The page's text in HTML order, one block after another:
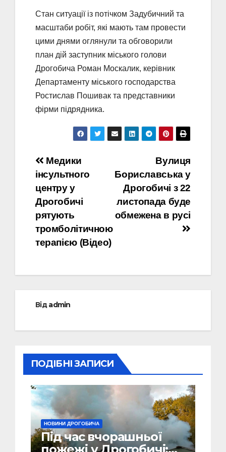
Стан ситуації із потічком Задубичний та
масштаби робіт, які мають там провести
цими днями оглянули та обговорили
план дій заступник міського голови
Дрогобича Роман Москалик, керівник
Департаменту міського господарства
Ростислав Пошивак та представники
фірми підрядника.
Навігація
записів
Вулиця
Бориславська у
Дрогобичі з 22
листопада буде
обмежена в русі
Медики
інсультного
центру у
Дрогобичі
рятують
тромболітичною
терапією (Відео)
Відadmin
ПОДІБНІ ЗАПИСИ
НОВИНИ ДРОГОБИЧА
Під час вчорашньої